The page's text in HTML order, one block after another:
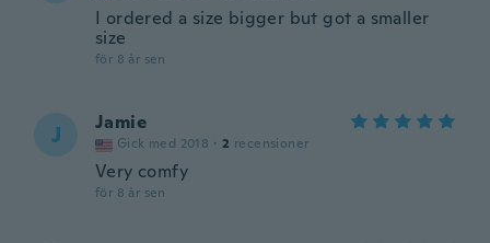
I ordered a size bigger but got a smaller
size
för 8 år sen
J Jamie
Gick med 2018 · 2 recensioner
Very comfy
för 8 år sen